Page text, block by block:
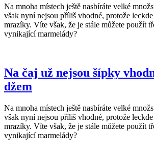
Na mnoha místech ještě nasbíráte velké
však nyní nejsou příliš vhodné, protože
mrazíky. Víte však, že je stále můžete použít
vynikající marmelády?
Na čaj už nejsou šípky
džem
Na mnoha místech ještě nasbíráte velké
však nyní nejsou příliš vhodné, protože
mrazíky. Víte však, že je stále můžete použít
vynikající marmelády?